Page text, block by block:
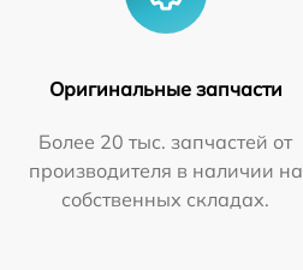
Оригинальные запчасти
Более 20 тыс. запчастей от
производителя в наличии на
собственных складах.